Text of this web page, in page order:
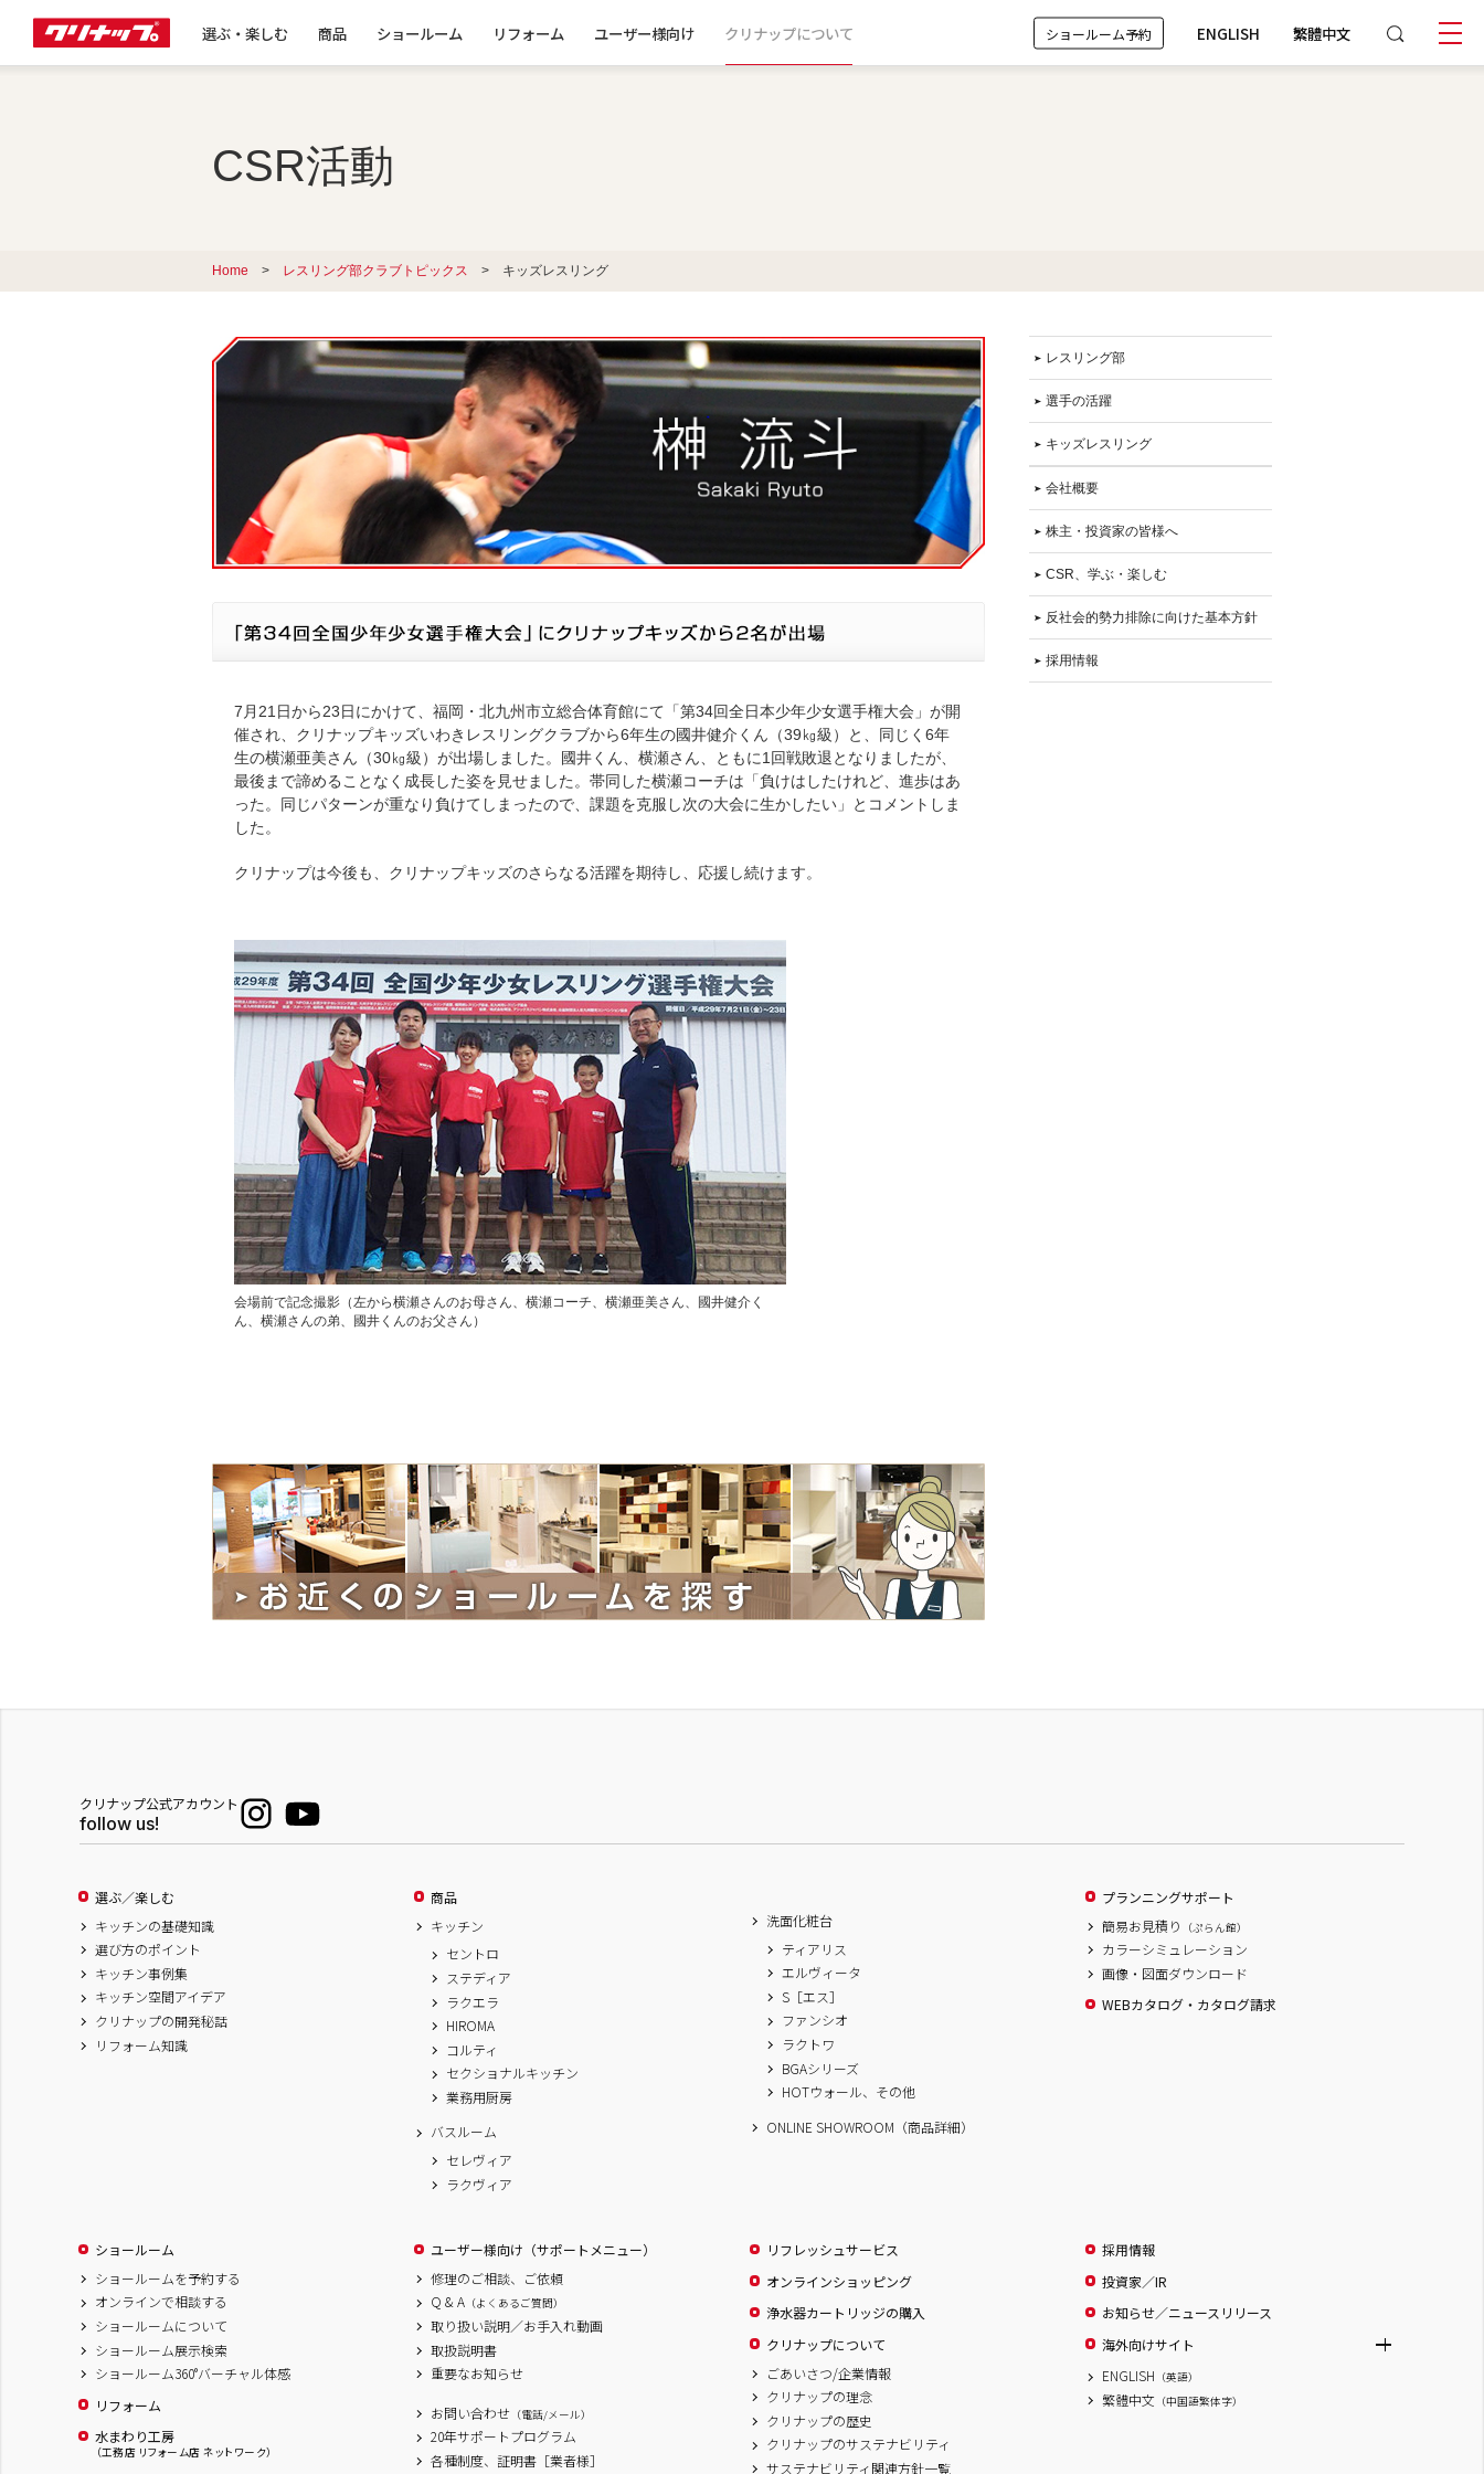
選ぶ・楽しむ 商品 ショールーム リフォーム ユーザー様向け クリナップについて ショールーム予約 ENGLISH 繁體中文
CSR活動
Home > レスリング部クラブトピックス > キッズレスリング
7月21日から23日にかけて、福岡・北九州市立総合体育館にて「第34回全日本少年少女選手権大会」が開
催され、クリナップキッズいわきレスリングクラブから6年生の國井健介くん（39㎏級）と、同じく6年
生の横瀬亜美さん（30㎏級）が出場しました。國井くん、横瀬さん、ともに1回戦敗退となりましたが、
最後まで諦めることなく成長した姿を見せました。帯同した横瀬コーチは「負けはしたけれど、進歩はあ
った。同じパターンが重なり負けてしまったので、課題を克服し次の大会に生かしたい」とコメントしま
した。
クリナップは今後も、クリナップキッズのさらなる活躍を期待し、応援し続けます。
会場前で記念撮影（左から横瀬さんのお母さん、横瀬コーチ、横瀬亜美さん、國井健介く
ん、横瀬さんの弟、國井くんのお父さん）
レスリング部
選手の活躍
キッズレスリング
会社概要
株主・投資家の皆様へ
CSR、学ぶ・楽しむ
反社会的勢力排除に向けた基本方針
採用情報
クリナップ公式アカウント
follow us!
選ぶ／楽しむ
キッチンの基礎知識
選び方のポイント
キッチン事例集
キッチン空間アイデア
クリナップの開発秘話
リフォーム知識
商品
キッチン
セントロ
ステディア
ラクエラ
HIROMA
コルティ
セクショナルキッチン
業務用厨房
バスルーム
セレヴィア
ラクヴィア
洗面化粧台
ティアリス
エルヴィータ
S［エス］
ファンシオ
ラクトワ
BGAシリーズ
HOTウォール、その他
ONLINE SHOWROOM（商品詳細）
プランニングサポート
簡易お見積り
（ぷらん館）
カラーシミュレーション
画像・図面ダウンロード
WEBカタログ・カタログ請求
ショールーム
ショールームを予約する
オンラインで相談する
ショールームについて
ショールーム展示検索
ショールーム360°バーチャル体感
リフォーム
水まわり工房
（工務店 リフォーム店 ネットワーク）
ユーザー様向け（サポートメニュー）
修理のご相談、ご依頼
Q & A （よくあるご質問）
取り扱い説明／お手入れ動画
取扱説明書
重要なお知らせ
お問い合わせ （電話/メール）
20年サポートプログラム
各種制度、証明書［業者様］
リフレッシュサービス
オンラインショッピング
浄水器カートリッジの購入
クリナップについて
ごあいさつ/企業情報
クリナップの理念
クリナップの歴史
クリナップのサステナビリティ
サステナビリティ関連方針一覧
採用情報
投資家／IR
お知らせ／ニュースリリース
海外向けサイト
ENGLISH （英語）
繁體中文 （中国語繁体字）